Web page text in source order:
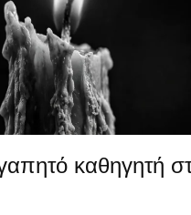
καθηγητή